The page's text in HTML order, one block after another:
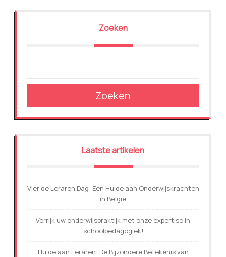
Zoeken
Zoeken
Laatste artikelen
Vier de Leraren Dag: Een Hulde aan Onderwijskrachten
in België
Verrijk uw onderwijspraktijk met onze expertise in
schoolpedagogiek!
Hulde aan Leraren: De Bijzondere Betekenis van